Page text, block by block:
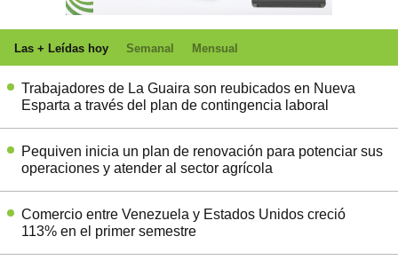
Las + Leídas hoy Semanal Mensual
Trabajadores de La Guaira son reubicados en Nueva
Esparta a través del plan de contingencia laboral
Pequiven inicia un plan de renovación para potenciar sus
operaciones y atender al sector agrícola
Comercio entre Venezuela y Estados Unidos creció
113% en el primer semestre